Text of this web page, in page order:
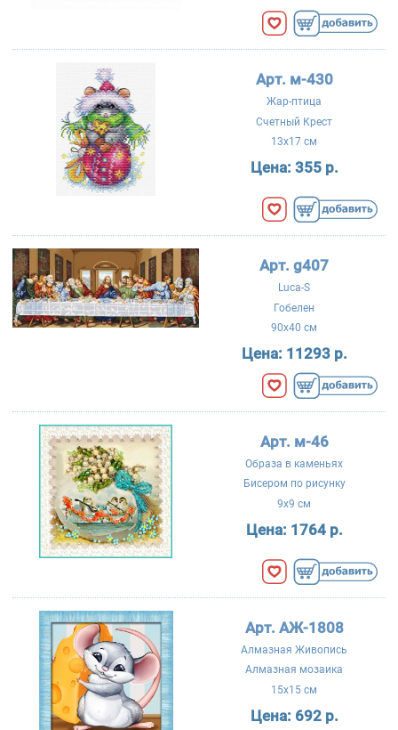
Арт. м-430
Жар-птица
Счетный Крест
13x17 см
Цена: 355 р.
Арт. g407
Luca-S
Гобелен
90x40 см
Цена: 11293 р.
Арт. м-46
Образа в каменьях
Бисером по рисунку
9x9 см
Цена: 1764 р.
Арт. АЖ-1808
Алмазная Живопись
Алмазная мозаика
15x15 см
Цена: 692 р.